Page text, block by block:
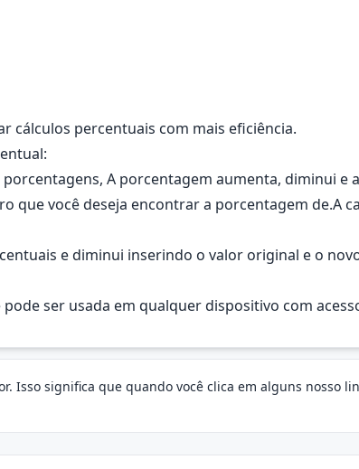
cálculos percentuais com mais eficiência.
A porcentagem aumenta, diminui e
que você deseja encontrar a porcentagem de.A
e diminui inserindo o valor original e o
ser usada em qualquer dispositivo com
Isso significa que quando você clica em alguns nosso